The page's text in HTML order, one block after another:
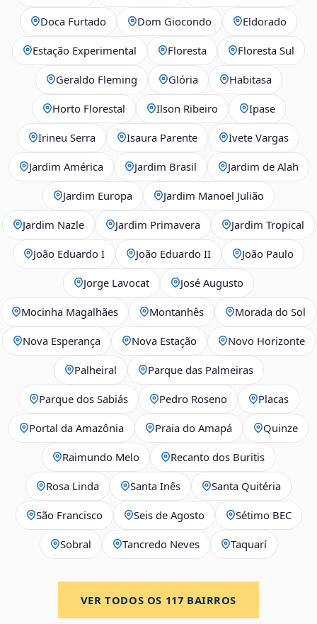
Doca Furtado Dom Giocondo Eldorado
Estação Experimental Floresta Floresta Sul
Geraldo Fleming Glória Habitasa
Horto Florestal Ilson Ribeiro Ipase
Irineu Serra Isaura Parente Ivete Vargas
Jardim América Jardim Brasil Jardim de Alah
Jardim Europa Jardim Manoel Julião
Jardim Nazle Jardim Primavera Jardim Tropical
João Eduardo I João Eduardo II João Paulo
Jorge Lavocat José Augusto
Mocinha Magalhães Montanhês Morada do Sol
Nova Esperança Nova Estação Novo Horizonte
Palheiral Parque das Palmeiras
Parque dos Sabiás Pedro Roseno Placas
Portal da Amazônia Praia do Amapá Quinze
Raimundo Melo Recanto dos Buritis
Rosa Linda Santa Inês Santa Quitéria
São Francisco Seis de Agosto Sétimo BEC
Sobral Tancredo Neves Taquarí
VER TODOS OS 117 BAIRROS